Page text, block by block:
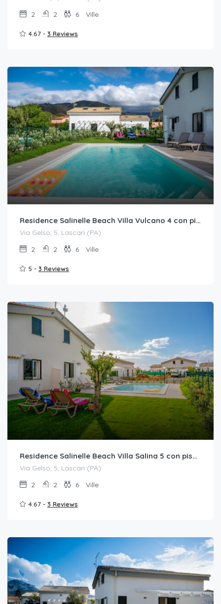
2
2 6 Ville
4.67 - 3 Reviews
Residence Salinelle Beach Villa Vulcano 4 con piscina condivisa
Via Gelso, 5, Lascari (PA)
2
2 6 Ville
5 - 3 Reviews
Residence Salinelle Beach Villa Salina 5 con piscina comune
Via Gelso, 5, Lascari (PA)
2
2 6 Ville
4.67 - 3 Reviews